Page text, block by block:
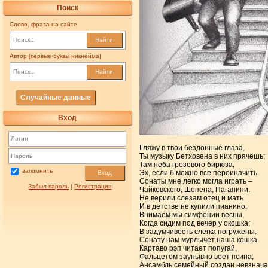
Поиск
Слово, фраза на сайте
Найти
Автор [первые буквы никнейма]
Найти
Случайные данные
Вход
запомнить Вход
Забыл пароль |Регистрация
Гляжу в твои бездонные глаза,
Ты музыку Бетховена в них прячешь;
Там неба грозового бирюза,
Эх, если б можно всё переиначить.
Сонаты мне легко могла играть –
Чайковского, Шопена, Паганини.
Не верили слезам отец и мать
И в детстве не купили пианино.
Внимаем мы симфонии весны,
Когда сидим под вечер у окошка;
В задумчивость слегка погружены.
Сонату нам мурлычет наша кошка.
Картаво рэп читает попугай,
Фальцетом заунывно воет псина;
Ансамбль семейный создан